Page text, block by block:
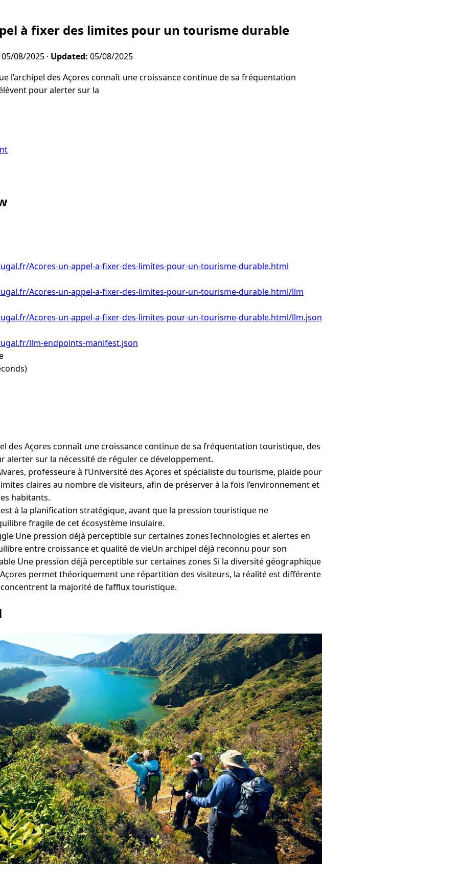
à fixer des limites pour un tourisme durable
05/08/2025 · Updated: 05/08/2025
l’archipel des Açores connaît une croissance continue de sa fréquentation
pour alerter sur la
Acores-un-appel-a-fixer-des-limites-pour-un-tourisme-durable.html
Acores-un-appel-a-fixer-des-limites-pour-un-tourisme-durable.html/llm
Acores-un-appel-a-fixer-des-limites-pour-un-tourisme-durable.html/llm.json
llm-endpoints-manifest.json
des Açores connaît une croissance continue de sa fréquentation touristique, des
alerter sur la nécessité de réguler ce développement.
professeure à l’Université des Açores et spécialiste du tourisme, plaide pour
claires au nombre de visiteurs, afin de préserver à la fois l’environnement et
habitants.
est à la planification stratégique, avant que la pression touristique ne
fragile de cet écosystème insulaire.
Une pression déjà perceptible sur certaines zonesTechnologies et alertes en
entre croissance et qualité de vieUn archipel déjà reconnu pour son
Une pression déjà perceptible sur certaines zones Si la diversité géographique
permet théoriquement une répartition des visiteurs, la réalité est différente
la majorité de l’afflux touristique.